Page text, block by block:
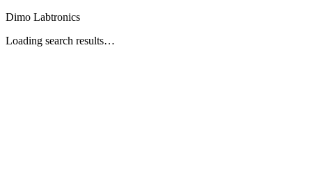
Dimo Labtronics
Loading search results…